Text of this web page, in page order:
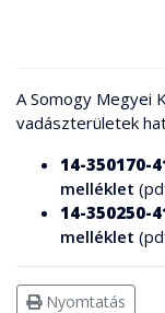
A Somogy Megyei
vadászterületek
14-350170-
melléklet
14-350250-
melléklet
Nyomtatás